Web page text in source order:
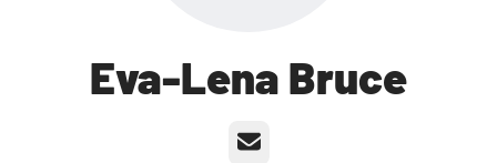
Eva-Lena Bruce
E-post